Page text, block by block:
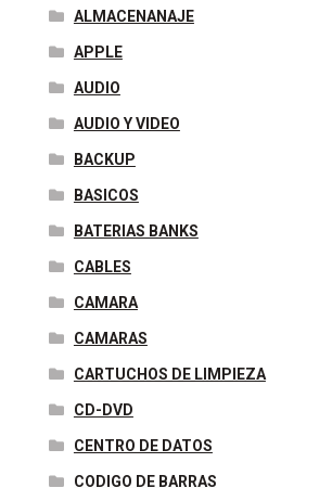
ALMACENANAJE
APPLE
AUDIO
AUDIO Y VIDEO
BACKUP
BASICOS
BATERIAS BANKS
CABLES
CAMARA
CAMARAS
CARTUCHOS DE LIMPIEZA
CD-DVD
CENTRO DE DATOS
CODIGO DE BARRAS